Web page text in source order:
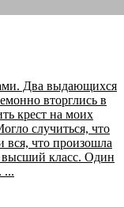
Два выдающихся
вторглись в
крест на моих
случиться, что
вся, что произошла
высший класс. Один
...